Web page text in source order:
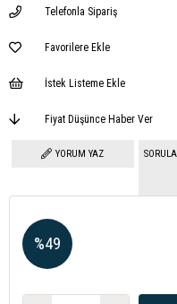
Telefonla Sipariş
Favorilere Ekle
İstek Listeme Ekle
Fiyat Düşünce Haber Ver
YORUM YAZ
%49
İndirim